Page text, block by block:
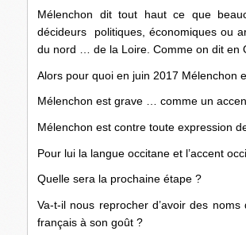
Mélenchon dit tout haut ce que
décideurs politiques, économiques ou
du nord … de la Loire. Comme on dit en
Alors pour quoi en juin 2017 Mélenchon
Mélenchon est grave … comme un
Mélenchon est contre toute expression
Pour lui la langue occitane et l’accent
Quelle sera la prochaine étape ?
Va-t-il nous reprocher d’avoir des
français à son goût ?